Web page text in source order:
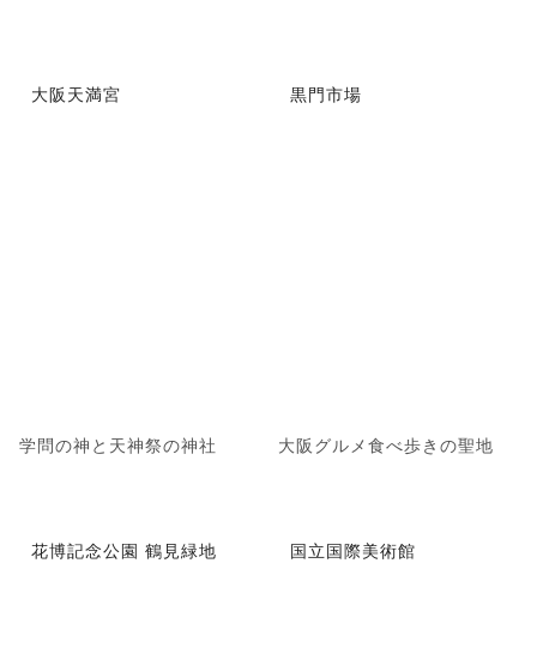
大阪天満宮
学問の神と天神祭の神社
黒門市場
大阪グルメ食べ歩きの聖地
花博記念公園 鶴見緑地 国立国際美術館